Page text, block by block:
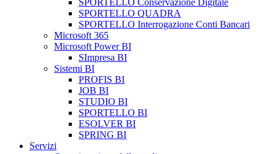
SPORTELLO Conservazione Digitale
SPORTELLO QUADRA
SPORTELLO Interrogazione Conti Bancari
Microsoft 365
Microsoft Power BI
SImpresa BI
Sistemi BI
PROFIS BI
JOB BI
STUDIO BI
SPORTELLO BI
ESOLVER BI
SPRING BI
Servizi